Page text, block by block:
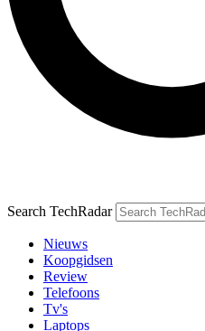
Search TechRadar
Nieuws
Koopgidsen
Review
Telefoons
Tv's
Laptops